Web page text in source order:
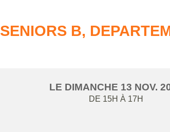
SENIORS B,
LE DIMANCHE 13 NOV.
DE 15H À 17H